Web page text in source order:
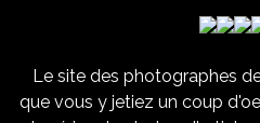
Le site des photographes
que vous y jetiez un coup